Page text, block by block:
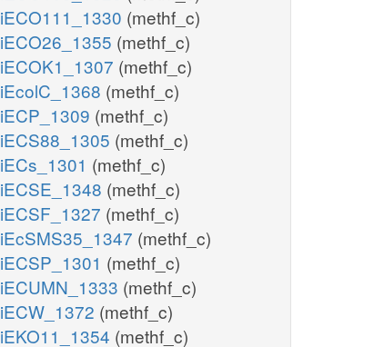
iECO111_1330 (methf_c)
iECO26_1355 (methf_c)
iECOK1_1307 (methf_c)
iEcolC_1368 (methf_c)
iECP_1309 (methf_c)
iECS88_1305 (methf_c)
iECs_1301 (methf_c)
iECSE_1348 (methf_c)
iECSF_1327 (methf_c)
iEcSMS35_1347 (methf_c)
iECSP_1301 (methf_c)
iECUMN_1333 (methf_c)
iECW_1372 (methf_c)
iEKO11_1354 (methf_c)